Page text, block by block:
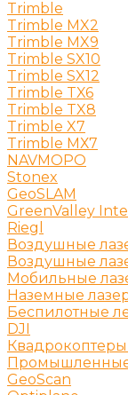
Trimble
Trimble MX2
Trimble MX9
Trimble SX10
Trimble SX12
Trimble TX6
Trimble TX8
Trimble X7
Trimble МХ7
NAVMOPO
Stonex
GeoSLAM
GreenValley
Riegl
Воздушные
Воздушные
Мобильные
Наземные
Беспилотные
DJI
Квадрокоптеры
GeoScan